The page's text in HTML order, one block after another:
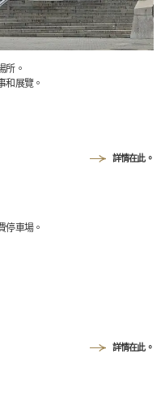
所。
和展覽。
詳情在此。
停車場。
詳情在此。